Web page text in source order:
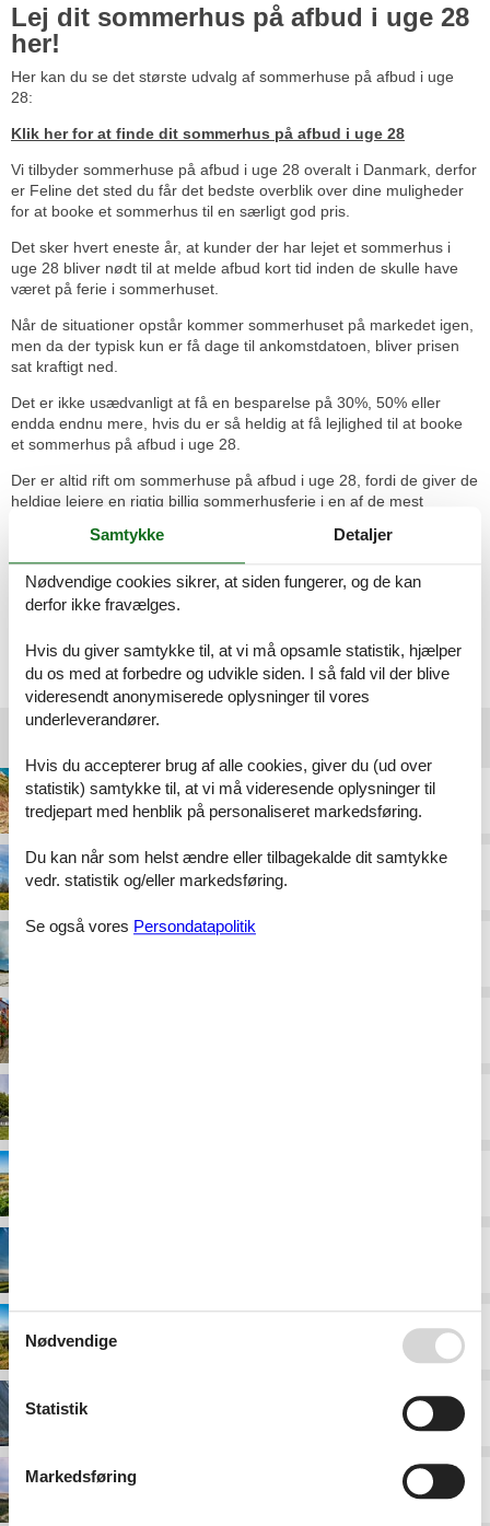
Lej dit sommerhus på afbud i uge 28
her!
Her kan du se det største udvalg af sommerhuse på afbud i uge
28:
Klik her for at finde dit sommerhus på afbud i uge 28
Vi tilbyder sommerhuse på afbud i uge 28 overalt i Danmark, derfor
er Feline det sted du får det bedste overblik over dine muligheder
for at booke et sommerhus til en særligt god pris.
Det sker hvert eneste år, at kunder der har lejet et sommerhus i
uge 28 bliver nødt til at melde afbud kort tid inden de skulle have
været på ferie i sommerhuset.
Når de situationer opstår kommer sommerhuset på markedet igen,
men da der typisk kun er få dage til ankomstdatoen, bliver prisen
sat kraftigt ned.
Det er ikke usædvanligt at få en besparelse på 30%, 50% eller
endda endnu mere, hvis du er så heldig at få lejlighed til at booke
et sommerhus på afbud i uge 28.
Der er altid rift om sommerhuse på afbud i uge 28, fordi de giver de
heldige lejere en rigtig billig sommerhusferie i en af de mest
eller om at ringe til os med det samme på 8722 2451, så du kan få
booket huset.
Vælg mellem 22 sommerhuse
Bornholm
Djursland
Midtjylland
Nordjylland
Samtykke Detaljer
Nødvendige cookies sikrer, at siden fungerer, og de kan
derfor ikke fravælges.
Hvis du giver samtykke til, at vi må opsamle statistik, hjælper
du os med at forbedre og udvikle siden. I så fald vil der blive
videresendt anonymiserede oplysninger til vores
underleverandører.
Hvis du accepterer brug af alle cookies, giver du (ud over
statistik) samtykke til, at vi må videresende oplysninger til
tredjepart med henblik på personaliseret markedsføring.
Du kan når som helst ændre eller tilbagekalde dit samtykke
vedr. statistik og/eller markedsføring.
Se også vores Persondatapolitik
Nødvendige
Statistik
Markedsføring